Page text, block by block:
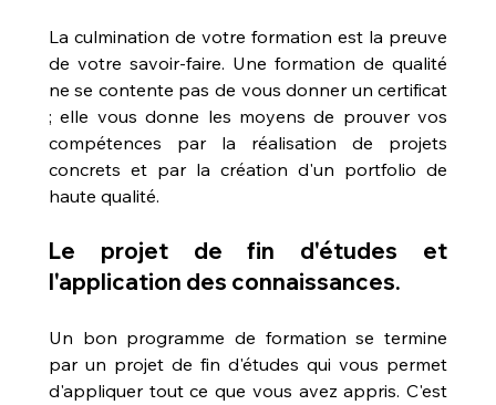
La culmination de votre formation est la preuve
de votre savoir-faire. Une formation de qualité
ne se contente pas de vous donner un certificat
; elle vous donne les moyens de prouver vos
compétences par la réalisation de projets
concrets et par la création d'un portfolio de
haute qualité.
Le projet de fin d'études et
l'application des connaissances.
Un bon programme de formation se termine
par un projet de fin d'études qui vous permet
d'appliquer tout ce que vous avez appris. C'est